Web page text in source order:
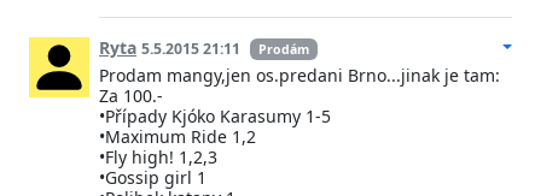
Ryta 5.5.2015 21:11 Prodám
Prodam mangy,jen os.predani Brno...jinak je tam:
Za 100.-
•Případy Kjóko Karasumy 1-5
•Maximum Ride 1,2
•Fly high! 1,2,3
•Gossip girl 1